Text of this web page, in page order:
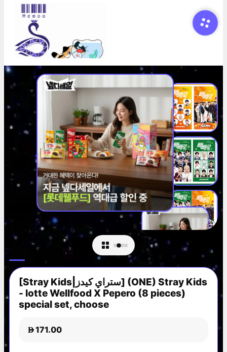
[Stray Kids|ستراي كيدز] (ONE) Stray Kids
- lotte Wellfood X Pepero (8 pieces)
special set, choose
D171.00